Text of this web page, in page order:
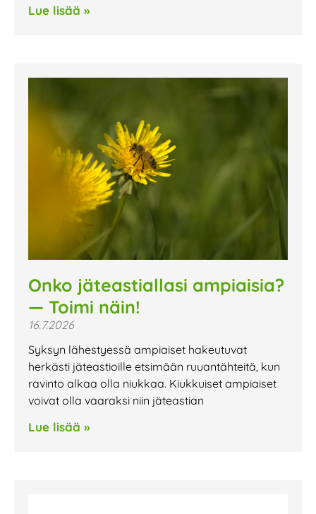
Lue lisää »
Onko jäteastiallasi ampiaisia?
— Toimi näin!
16.7.2026
Syksyn lähestyessä ampiaiset hakeutuvat
herkästi jäteastioille etsimään ruuantähteitä, kun
ravinto alkaa olla niukkaa. Kiukkuiset ampiaiset
voivat olla vaaraksi niin jäteastian
Lue lisää »